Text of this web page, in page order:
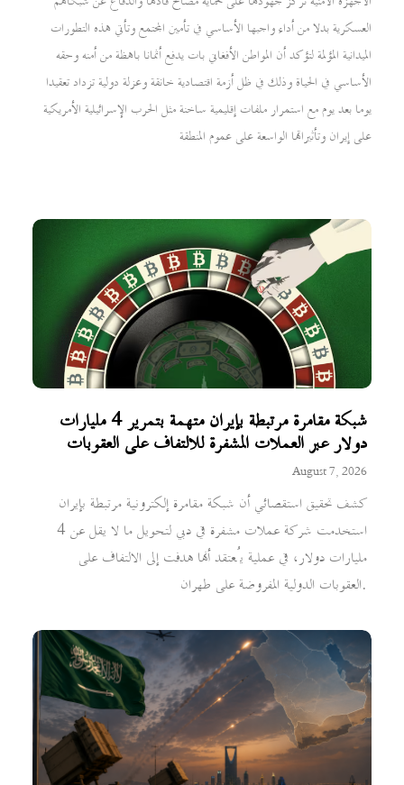
شبكة مقامرة مرتبطة بإيران متهمة بتمرير 4 مليارات
دولار عبر العملات المشفرة للالتفاف على العقوبات
August 7, 2026
كشف تحقيق استقصائي أن شبكة مقامرة إلكترونية مرتبطة بإيران
استخدمت شركة عملات مشفرة في دبي لتحويل ما لا يقل عن 4
مليارات دولار، في عملية يُعتقد أنها هدفت إلى الالتفاف على
العقوبات الدولية المفروضة على طهران.
العسكرية بدلا من أداء واجبها الأساسي في تأمين المجتمع وتأتي هذه التطورات
الميدانية المؤلمة لتؤكد أن المواطن الأفغاني بات يدفع أثمانا باهظة من أمنه وحقه
الأساسي في الحياة وذلك في ظل أزمة اقتصادية خانقة وعزلة دولية تزداد تعقيدا
يوما بعد يوم مع استمرار ملفات إقليمية ساخنة مثل الحرب الإسرائيلية الأمريكية
على إيران وتأثيراتها الواسعة على عموم المنطقة